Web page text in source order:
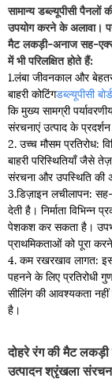
सामान्य डब्ल्यूपीसी पैनलों
उपयोग करने के अलावा।
मैट लकड़ी-अनाज सह-
में भी परिलक्षित होते हैं:
1.लंबा जीवनकाल और
बाहरी कोटिंगडब्ल्यूपीसी बोर्ड
कि मुख्य सामग्री
संरचनाएं उत्पाद के
2. उच्च मौसम प्रतिरोध:
बाहरी परिस्थितियाँ जैसे
संरचना और उपस्थिति
3.डिज़ाइन लचीलापन:
देती है। निर्माता
पेशकश कर सकता है।
प्राथमिकताओं को पूरा
4. कम रखरखाव लागत:
पहनने के लिए प्रतिरोधी
सीलिंग की आवश्यकता
है।
दोहरे रंग की मैट
उत्पादन श्रृंखला